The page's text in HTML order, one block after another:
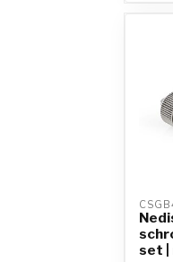
set |